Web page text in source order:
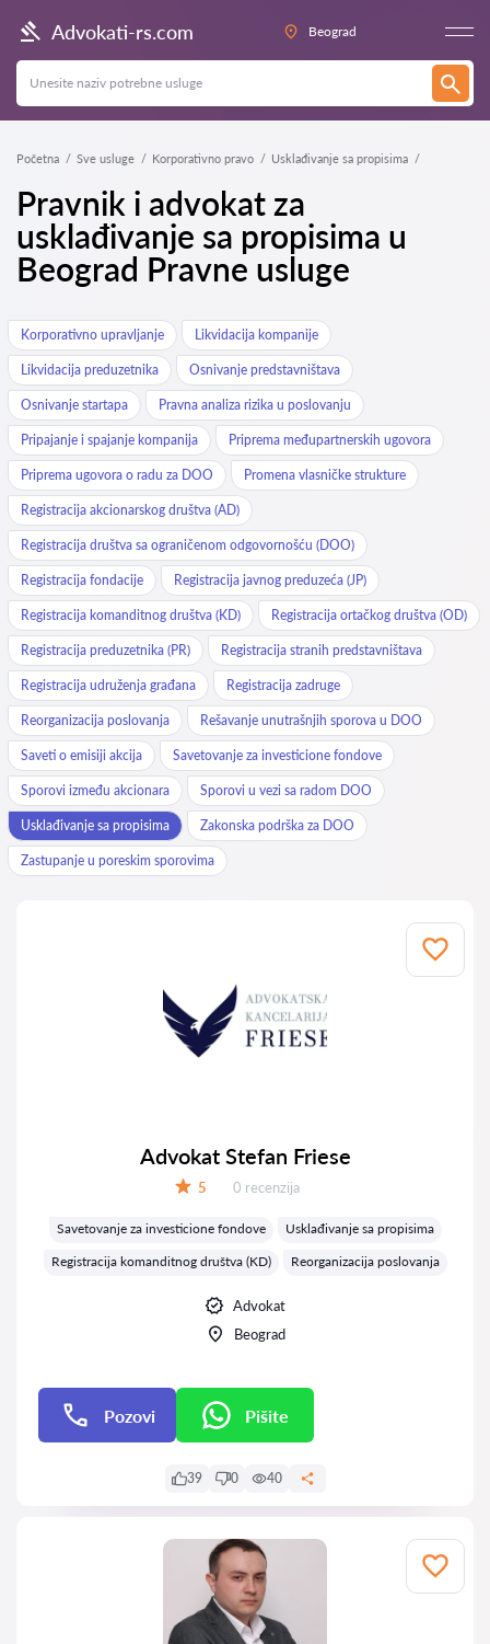
Advokati-rs.com Beograd
Početna Sve usluge Korporativno pravo Usklađivanje sa propisima
Pravnik i advokat za
usklađivanje sa propisima u
Beograd Pravne usluge
Korporativno upravljanje Likvidacija kompanije
Likvidacija preduzetnika Osnivanje predstavništava
Osnivanje startapa Pravna analiza rizika u poslovanju
Pripajanje i spajanje kompanija Priprema međupartnerskih ugovora
Priprema ugovora o radu za DOO Promena vlasničke strukture
Registracija akcionarskog društva (AD)
Registracija društva sa ograničenom odgovornošću (DOO)
Registracija fondacije Registracija javnog preduzeća (JP)
Registracija komanditnog društva (KD) Registracija ortačkog društva (OD)
Registracija preduzetnika (PR) Registracija stranih predstavništava
Registracija udruženja građana Registracija zadruge
Reorganizacija poslovanja Rešavanje unutrašnjih sporova u DOO
Saveti o emisiji akcija Savetovanje za investicione fondove
Sporovi između akcionara Sporovi u vezi sa radom DOO
Usklađivanje sa propisima Zakonska podrška za DOO
Zastupanje u poreskim sporovima
Advokat Stefan Friese
5 Recenzija:
0 recenzija
Savetovanje za investicione fondove
Usklađivanje sa propisima
Registracija komanditnog društva (KD)
Reorganizacija poslovanja
Advokat
Beograd
Pozovi Pišite
39 0 40